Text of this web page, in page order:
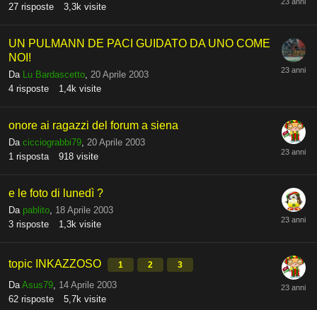
27 risposte 3,3k visite
UN PULMANN DE PACI GUIDATO DA UNO COME
NOI!
Da Lu Bardascetto 20 Aprile 2003
4 risposte 1,4k visite
onore ai ragazzi del forum a siena
Da cicciograbbi79 20 Aprile 2003
1 risposta 918 visite
e le foto di lunedì ?
Da pablito 18 Aprile 2003
3 risposte 1,3k visite
topic INKAZZOSO 1 2 3
Da Asus79 14 Aprile 2003
62 risposte 5,7k visite